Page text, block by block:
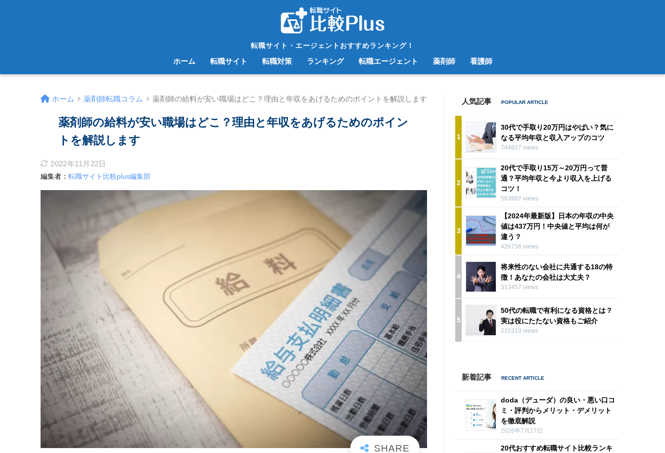
転職サイト・エージェントおすすめランキング！
ホーム 転職サイト 転職対策 ランキング 転職エージェント 薬剤師 看護師
ホーム 薬剤師転職コラム 薬剤師の給料が安い職場はどこ？理由と年収をあげるためのポイントを解説します
薬剤師の給料が安い職場はどこ？理由と年収をあげるためのポイン
トを解説します
2022年11月22日
編集者： 転職サイト比較plus編集部
人気記事
1
30代で手取り20万円はやばい？気に
なる平均年収と収入アップのコツ
744827 views
2
20代で手取り15万～20万円って普
通？平均年収と今より収入を上げる
コツ！
563987 views
3
【2024年最新版】日本の年収の中央
値は437万円！中央値と平均は何が
違う？
426756 views
4
将来性のない会社に共通する18の特
徴！あなたの会社は大丈夫？
313457 views
5
50代の転職で有利になる資格とは？
実は役にたたない資格もご紹介
215310 views
新着記事
doda（デューダ）の良い・悪い口コ
ミ・評判からメリット・デメリット
を徹底解説
2026年7月27日
20代おすすめ転職サイト比較ランキ